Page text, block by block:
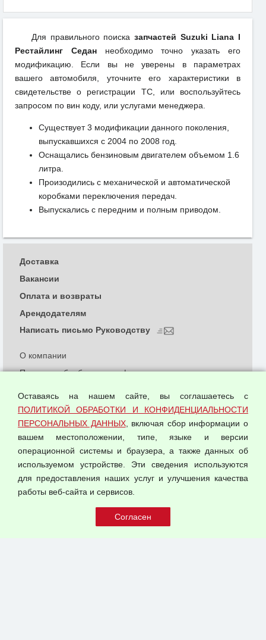
Для правильного поиска запчастей Suzuki Liana I
Рестайлинг Седаннеобходимо точно указать его
модификацию. Если вы не уверены в параметрах
вашего автомобиля, уточните его характеристики в
свидетельстве о регистрации ТС, или воспользуйтесь
запросом по вин коду, или услугами менеджера.
Существует 3 модификации данного поколения,
выпускавшихся с 2004 по 2008 год.
Оснащались бензиновым двигателем объемом 1.6
литра.
Произодились с механической и автоматической
коробками переключения передач.
Выпускались с передним и полным приводом.
© 2026 ООО "Феникс"
О компании
Политика обработки и конфиденциальности
Согласием на обработку персональных данных
Оферта оптовой купли-продажи
Публичная оферта
Доставка
Вакансии
Оплата и возвраты
Арендодателям
Написать письмо Руководству
Оставаясь на нашем сайте, вы соглашаетесь с
ПОЛИТИКОЙ ОБРАБОТКИ И КОНФИДЕНЦИАЛЬНОСТИ
ПЕРСОНАЛЬНЫХ ДАННЫХ, включая сбор информации о
вашем местоположении, типе, языке и версии
операционной системы и браузера, а также данных об
используемом устройстве. Эти сведения используются
для предоставления наших услуг и улучшения качества
работы веб-сайта и сервисов.